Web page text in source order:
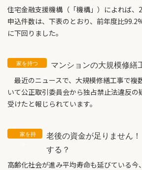
住宅金融支援機構（「機構」）によれば、
申込件数は、下表のとおり、前年度比
に下回りました。
マンションの大規模修繕
最近のニュースで、大規模修繕工事で複
いて公正取引委員会から独占禁止法違反の
受けたと報じられています。
老後の資金が足りません
する？
高齢化社会が進み平均寿命も延びている今